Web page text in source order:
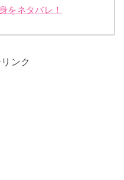
をネタバレ！
ンク